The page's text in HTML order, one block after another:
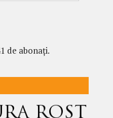
de abonați.